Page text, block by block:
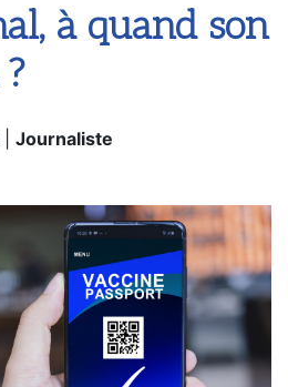
à quand son
Journaliste